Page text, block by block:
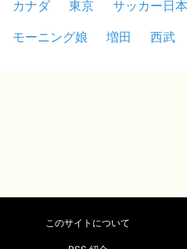
カナダ
東京 サッカー日
モーニング娘
増田 西武
このサイトについて